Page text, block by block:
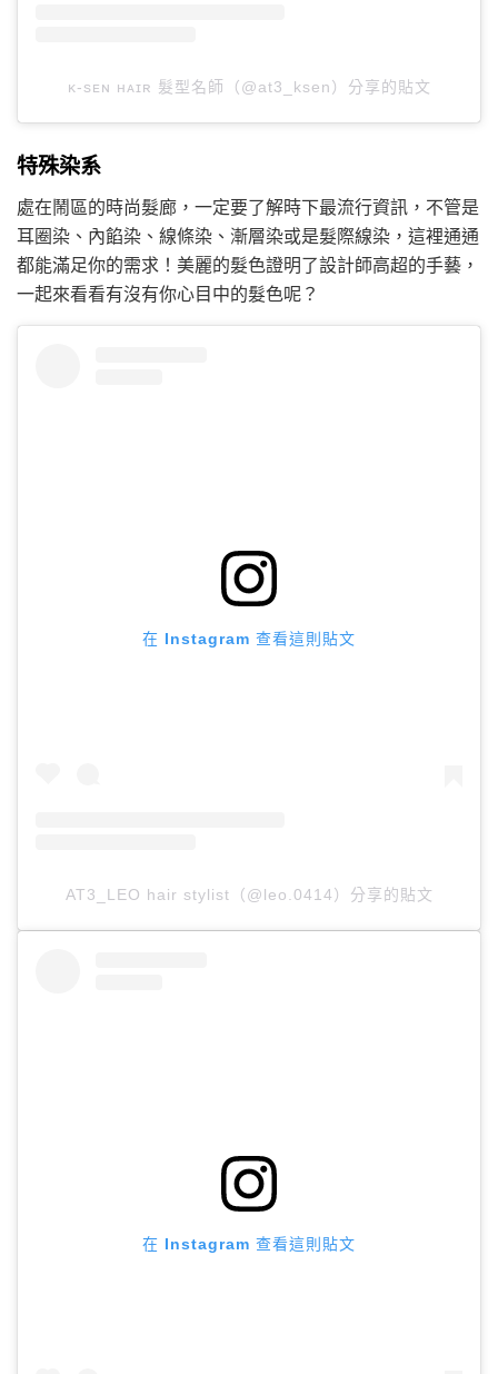
ᴋ-sᴇɴ ʜᴀɪʀ 髮型名師（@at3_ksen）分享的貼文
特殊染系
處在鬧區的時尚髮廊，一定要了解時下最流行資訊，不管是
耳圈染、內餡染、線條染、漸層染或是髮際線染，這裡通通
都能滿足你的需求！美麗的髮色證明了設計師高超的手藝，
一起來看看有沒有你心目中的髮色呢？
在 Instagram 查看這則貼文
AT3_LEO hair stylist（@leo.0414）分享的貼文
在 Instagram 查看這則貼文